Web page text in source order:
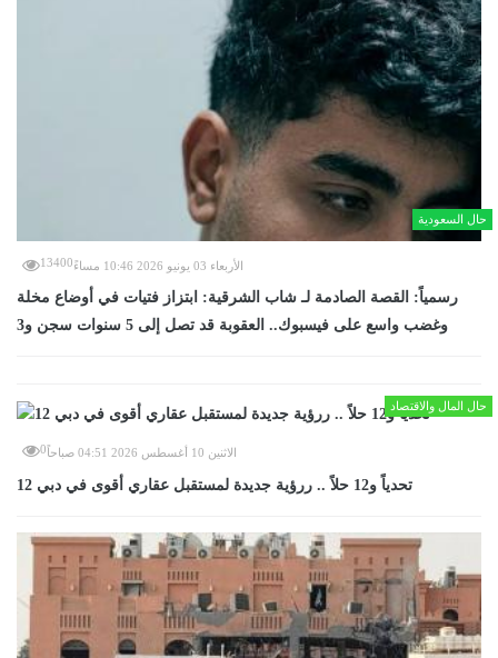
حال السعودية
الأربعاء 03 يونيو 2026 10:46 مساءً 13400
رسمياً: القصة الصادمة لـ شاب الشرقية: ابتزاز فتيات في أوضاع مخلة
وغضب واسع على فيسبوك.. العقوبة قد تصل إلى 5 سنوات سجن و3
حال المال والاقتصاد
الاثنين 10 أغسطس 2026 04:51 صباحاً 0
12 تحدياً و12 حلاً .. ررؤية جديدة لمستقبل عقاري أقوى في دبي